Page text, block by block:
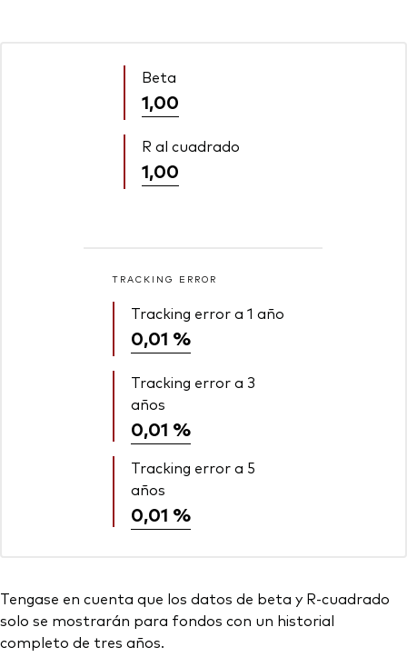
Beta
1,00
R al cuadrado
1,00
TRACKING ERROR
Tracking error a 1 año
0,01 %
Tracking error a 3
años
0,01 %
Tracking error a 5
años
0,01 %
Tengase en cuenta que los datos de beta y R-cuadrado
solo se mostrarán para fondos con un historial
completo de tres años.